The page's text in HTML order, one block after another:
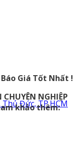
Giá Tốt Nhất !
NGHIỆP
Đức, TP.HCM
khảo thêm: